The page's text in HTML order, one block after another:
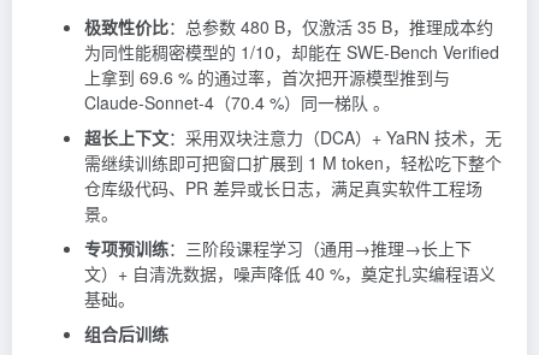
极致性价比：总参数 480 B，仅激活 35 B，推理成本约
为同性能稠密模型的 1/10，却能在 SWE-Bench Verified
上拿到 69.6 % 的通过率，首次把开源模型推到与
Claude-Sonnet-4（70.4 %）同一梯队 。
超长上下文：采用双块注意力（DCA）+ YaRN 技术，无
需继续训练即可把窗口扩展到 1 M token，轻松吃下整个
仓库级代码、PR 差异或长日志，满足真实软件工程场
景。
专项预训练：三阶段课程学习（通用→推理→长上下
文）+ 自清洗数据，噪声降低 40 %，奠定扎实编程语义
基础。
组合后训练